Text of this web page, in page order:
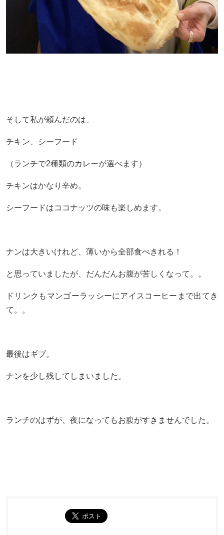
そして私が頼んだのは、
チキン、シーフード
（ランチで2種類のカレーが選べます）
チキンはかなり辛め。
シーフードはココナッツの味も楽しめます。
ナンは大きいけれど、薄いから全部食べきれる！
と思っていましたが、だんだんお腹が苦しくなって。。
ドリンクもマンゴーラッシーにアイスコーヒーまで出てき
て。。
最後はギブ。
ナンを少し残してしまいました。
ランチのはずが、夜になってもお腹がすきませんでした。